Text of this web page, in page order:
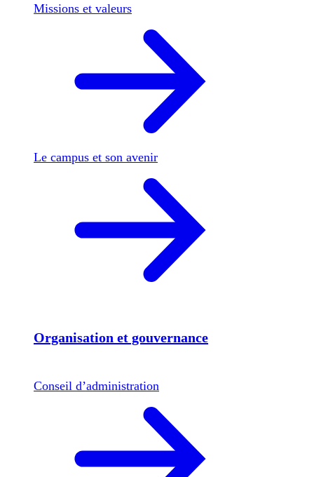
Missions et valeurs
Le campus et son avenir
Organisation et gouvernance
Conseil d’administration